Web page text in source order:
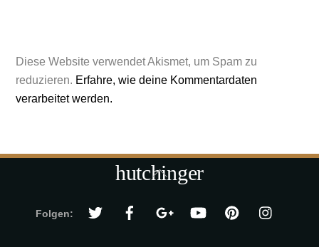
Diese Website verwendet Akismet, um Spam zu
reduzieren. Erfahre, wie deine Kommentardaten
verarbeitet werden.
Back
Top
hutchinger
Folgen: